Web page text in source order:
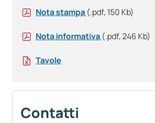
Nota stampa (.pdf, 150 Kb)
Nota informativa (.pdf, 246 Kb)
Tavole
Contatti